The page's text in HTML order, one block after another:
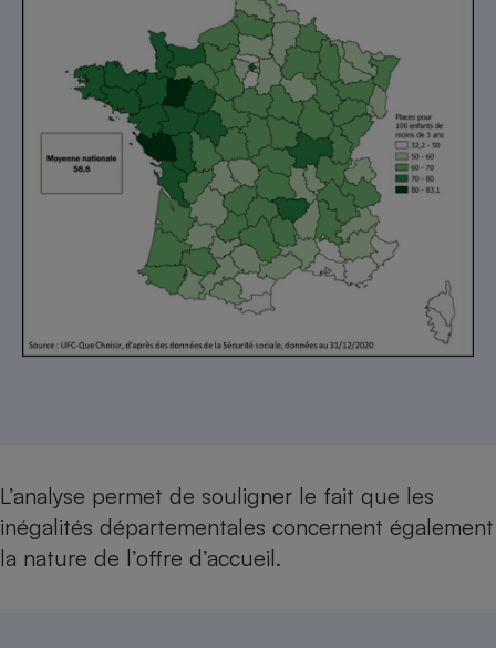
L’analyse permet de souligner le fait que les
inégalités départementales concernent également
la nature de l’offre d’accueil.